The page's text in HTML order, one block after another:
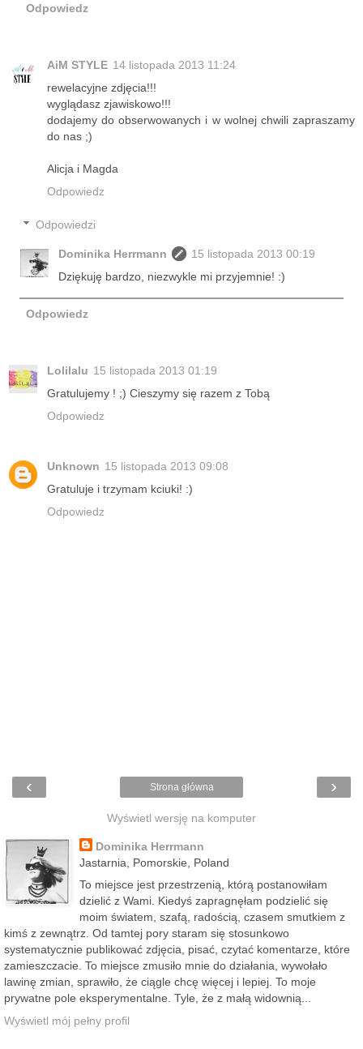
Odpowiedz
AiM STYLE 14 listopada 2013 11:24
rewelacyjne zdjęcia!!!
wyglądasz zjawiskowo!!!
dodajemy do obserwowanych i w wolnej chwili zapraszamy
do nas ;)
Alicja i Magda
Odpowiedz
Odpowiedzi
Dominika Herrmann
15 listopada 2013 00:19
Dziękuję bardzo, niezwykle mi przyjemnie! :)
Odpowiedz
Lolilalu 15 listopada 2013 01:19
Gratulujemy ! ;) Cieszymy się razem z Tobą
Odpowiedz
Unknown 15 listopada 2013 09:08
Gratuluje i trzymam kciuki! :)
Odpowiedz
‹ ›
Strona główna
Wyświetl wersję na komputer
Dominika Herrmann
Jastarnia, Pomorskie, Poland
To miejsce jest przestrzenią, którą postanowiłam
dzielić z Wami. Kiedyś zapragnęłam podzielić się
moim światem, szafą, radością, czasem smutkiem z
kimś z zewnątrz. Od tamtej pory staram się stosunkowo
systematycznie publikować zdjęcia, pisać, czytać komentarze, które
zamieszczacie. To miejsce zmusiło mnie do działania, wywołało
lawinę zmian, sprawiło, że ciągle chcę więcej i lepiej. To moje
prywatne pole eksperymentalne. Tyle, że z małą widownią...
Wyświetl mój pełny profil